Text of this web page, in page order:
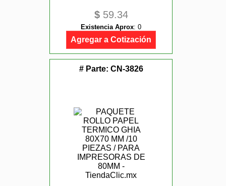
$59.34
Existencia Aprox: 0
Agregar a Cotización
# Parte: CN-3826